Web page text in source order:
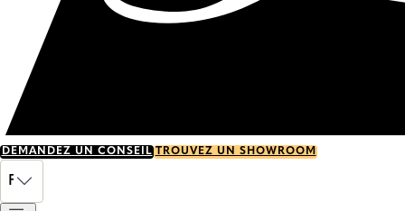
DEMANDEZ UN CONSEIL TROUVEZ UN SHOWROOM